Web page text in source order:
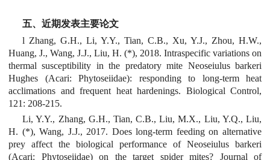
五、近期发表主要论文
l Zhang, G.H., Li, Y.Y., Tian, C.B., Xu, Y.J., Zhou, H.W.,
Huang, J., Wang, J.J., Liu, H. (*), 2018. Intraspecific variations on
thermal susceptibility in the predatory mite Neoseiulus barkeri
Hughes (Acari: Phytoseiidae): responding to long-term heat
acclimations and frequent heat hardenings. Biological Control,
121: 208-215.
Li, Y.Y., Zhang, G.H., Tian, C.B., Liu, M.X., Liu, Y.Q., Liu,
H. (*), Wang, J.J., 2017. Does long-term feeding on alternative
prey affect the biological performance of Neoseiulus barkeri
(Acari: Phytoseiidae) on the target spider mites? Journal of